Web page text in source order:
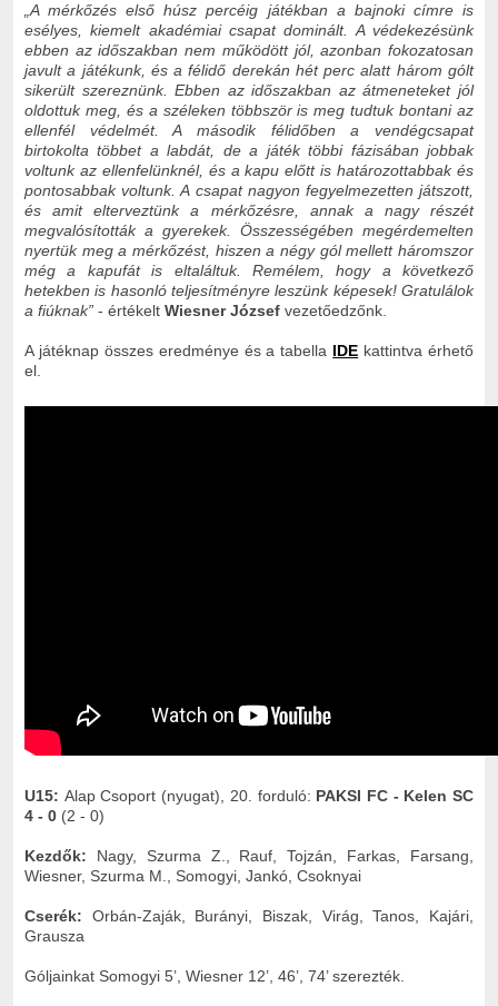
„A mérkőzés első húsz percéig játékban a bajnoki címre is
esélyes, kiemelt akadémiai csapat dominált. A védekezésünk
ebben az időszakban nem működött jól, azonban fokozatosan
javult a játékunk, és a félidő derekán hét perc alatt három gólt
sikerült szereznünk. Ebben az időszakban az átmeneteket jól
oldottuk meg, és a széleken többször is meg tudtuk bontani az
ellenfél védelmét. A második félidőben a vendégcsapat
birtokolta többet a labdát, de a játék többi fázisában jobbak
voltunk az ellenfelünknél, és a kapu előtt is határozottabbak és
pontosabbak voltunk. A csapat nagyon fegyelmezetten játszott,
és amit elterveztünk a mérkőzésre, annak a nagy részét
megvalósították a gyerekek. Összességében megérdemelten
nyertük meg a mérkőzést, hiszen a négy gól mellett háromszor
még a kapufát is eltaláltuk. Remélem, hogy a következő
hetekben is hasonló teljesítményre leszünk képesek! Gratulálok
a fiúknak” - értékelt Wiesner József vezetőedzőnk.
A játéknap összes eredménye és a tabella IDE kattintva érhető
el.
U15: Alap Csoport (nyugat), 20. forduló: PAKSI FC - Kelen SC
4 - 0 (2 - 0)
Kezdők: Nagy, Szurma Z., Rauf, Tojzán, Farkas, Farsang,
Wiesner, Szurma M., Somogyi, Jankó, Csoknyai
Cserék: Orbán-Zaják, Burányi, Biszak, Virág, Tanos, Kajári,
Grausza
Góljainkat Somogyi 5’, Wiesner 12’, 46’, 74’ szerezték.